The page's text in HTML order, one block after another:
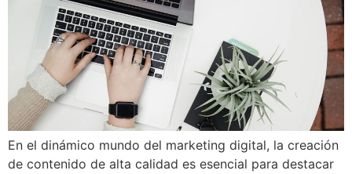
En el dinámico mundo del marketing digital, la creación
de contenido de alta calidad es esencial para destacar